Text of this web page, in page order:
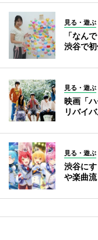
見る・遊ぶ
「なん
渋谷で
見る・遊ぶ
映画「
リバイ
見る・遊ぶ
渋谷に
や楽曲